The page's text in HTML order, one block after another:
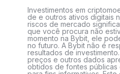
Investimentos em
de e outros ativos digitais
riscos de mercado
que você procura não
momento na Bybit, ele
no futuro. A Bybit não é
resultados de
preços e outros dados
obtidos de fontes